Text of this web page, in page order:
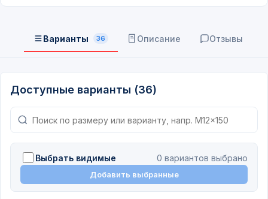
Варианты 36 Описание Отзывы
Доступные варианты (36)
Выбрать видимые 0 вариантов выбрано
Добавить выбранные